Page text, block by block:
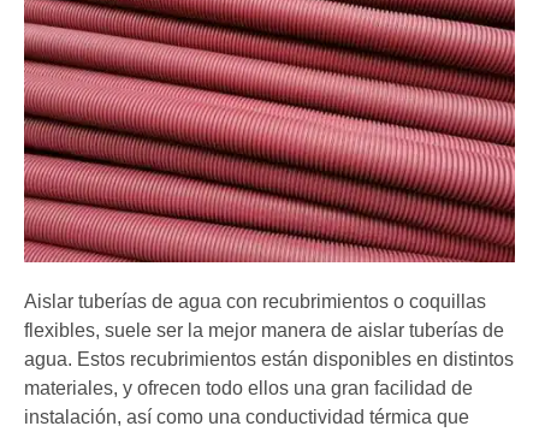
Aislar tuberías de agua con recubrimientos o coquillas
flexibles, suele ser la mejor manera de aislar tuberías de
agua. Estos recubrimientos están disponibles en distintos
materiales, y ofrecen todo ellos una gran facilidad de
instalación, así como una conductividad térmica que